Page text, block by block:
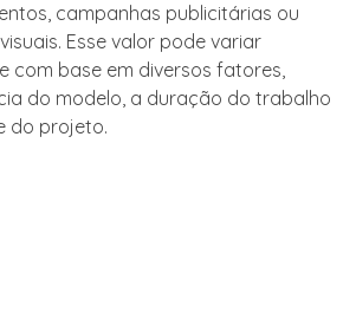
campanhas publicitárias ou
Esse valor pode variar
com base em diversos fatores,
do modelo, a duração do trabalho
do projeto.